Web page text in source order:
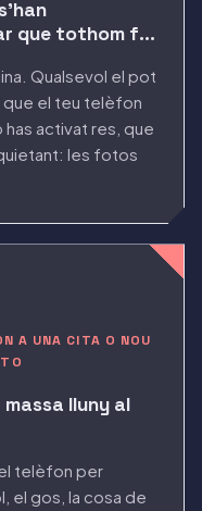
que tothom fa
Qualsevol el pot
que el teu telèfon
activat res, que
les fotos
temps han estat
A UNA CITA O NOU
lluny al
telèfon per
el gos, la cosa de